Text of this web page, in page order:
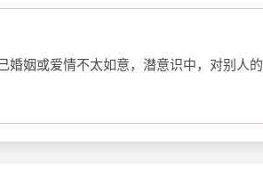
婚姻或爱情不太如意，潜意识中，对别人的